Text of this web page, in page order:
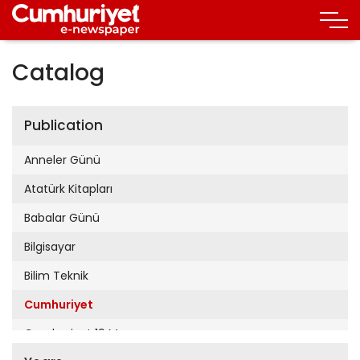
Catalog
Publication
Anneler Günü
Atatürk Kitapları
Babalar Günü
Bilgisayar
Bilim Teknik
Cumhuriyet
Cumhuriyet 19 Mayıs